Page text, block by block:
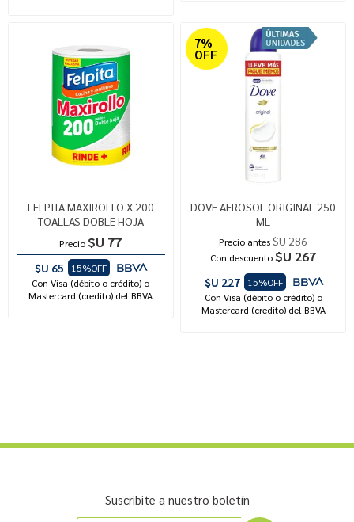
FELPITA MAXIROLLO X 200
TOALLAS DOBLE HOJA
Precio $U 77
$U 65
15%OFF
Con Visa (débito o crédito) o
Mastercard (credito) del BBVA
7%
OFF
DOVE AEROSOL ORIGINAL 250
ML
Precio antes$U 286
Con descuento $U 267
$U 227
15%OFF
Con Visa (débito o crédito) o
Mastercard (credito) del BBVA
Suscribite a nuestro boletín